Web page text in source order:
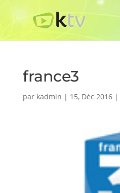
france3
par kadmin | 15, Déc 2016|